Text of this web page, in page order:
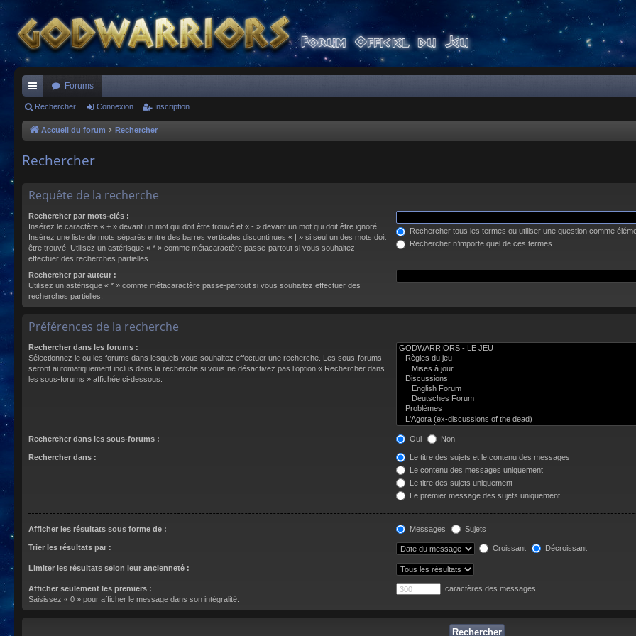
ac
co
s
Forums
Rechercher Connexion Inscription
Accueil du forum Rechercher
Rechercher
Requête de la recherche
Rechercher par mots-clés :
Insérez le caractère « + » devant un mot qui doit être trouvé et « - » devant un mot qui doit être ignoré.
Insérez une liste de mots séparés entre des barres verticales discontinues « | » si seul un des mots doit
être trouvé. Utilisez un astérisque « * » comme métacaractère passe-partout si vous souhaitez
effectuer des recherches partielles.
Rechercher tous les termes ou utiliser une question comme
Rechercher n’importe quel de ces termes
Rechercher par auteur :
Utilisez un astérisque « * » comme métacaractère passe-partout si vous souhaitez effectuer des
recherches partielles.
Préférences de la recherche
Rechercher dans les forums :
Sélectionnez le ou les forums dans lesquels vous souhaitez effectuer une recherche. Les sous-forums
seront automatiquement inclus dans la recherche si vous ne désactivez pas l’option « Rechercher dans
les sous-forums » affichée ci-dessous.
Rechercher dans les sous-forums : Oui Non
Rechercher dans :
Le titre des sujets et le contenu des messages
Le contenu des messages uniquement
Le titre des sujets uniquement
Le premier message des sujets uniquement
Afficher les résultats sous forme de : Messages Sujets
Trier les résultats par : Croissant Décroissant
Limiter les résultats selon leur ancienneté :
Afficher seulement les premiers :
Saisissez « 0 » pour afficher le message dans son intégralité.
caractères des messages